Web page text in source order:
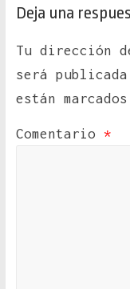
Deja una
Tu dirección
será
están
Comentario *